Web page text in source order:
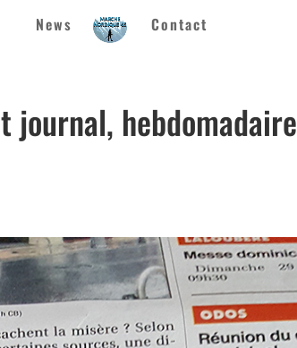
News Contact
journal, hebdomadaire